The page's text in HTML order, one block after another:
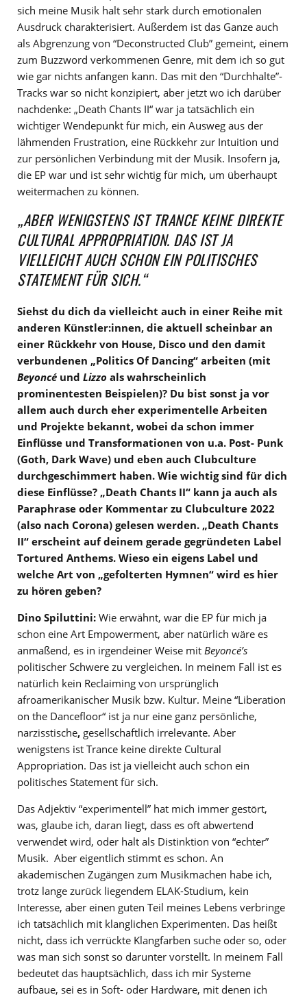
sich meine Musik halt sehr stark durch emotionalen
Ausdruck charakterisiert. Außerdem ist das Ganze auch
als Abgrenzung von “Deconstructed Club” gemeint, einem
zum Buzzword verkommenen Genre, mit dem ich so gut
wie gar nichts anfangen kann. Das mit den “Durchhalte”-
Tracks war so nicht konzipiert, aber jetzt wo ich darüber
nachdenke: „Death Chants II“ war ja tatsächlich ein
wichtiger Wendepunkt für mich, ein Ausweg aus der
lähmenden Frustration, eine Rückkehr zur Intuition und
zur persönlichen Verbindung mit der Musik. Insofern ja,
die EP war und ist sehr wichtig für mich, um überhaupt
weitermachen zu können.
„ABER WENIGSTENS IST TRANCE KEINE DIREKTE
CULTURAL APPROPRIATION. DAS IST JA
VIELLEICHT AUCH SCHON EIN POLITISCHES
STATEMENT FÜR SICH.“
Siehst du dich da vielleicht auch in einer Reihe mit
anderen Künstler:innen, die aktuell scheinbar an
einer Rückkehr von House, Disco und den damit
verbundenen „Politics Of Dancing“ arbeiten (mit
Beyoncé und Lizzo als wahrscheinlich
prominentesten Beispielen)? Du bist sonst ja vor
allem auch durch eher experimentelle Arbeiten
und Projekte bekannt, wobei da schon immer
Einflüsse und Transformationen von u.a. Post- Punk
(Goth, Dark Wave) und eben auch Clubculture
durchgeschimmert haben. Wie wichtig sind für dich
diese Einflüsse? „Death Chants II“ kann ja auch als
Paraphrase oder Kommentar zu Clubculture 2022
(also nach Corona) gelesen werden. „Death Chants
II“ erscheint auf deinem gerade gegründeten Label
Tortured Anthems. Wieso ein eigens Label und
welche Art von „gefolterten Hymnen“ wird es hier
zu hören geben?
Dino Spiluttini: Wie erwähnt, war die EP für mich ja
schon eine Art Empowerment, aber natürlich wäre es
anmaßend, es in irgendeiner Weise mit Beyoncé’s
politischer Schwere zu vergleichen. In meinem Fall ist es
natürlich kein Reclaiming von ursprünglich
afroamerikanischer Musik bzw. Kultur. Meine “Liberation
on the Dancefloor“ ist ja nur eine ganz persönliche,
narzisstische, gesellschaftlich irrelevante. Aber
wenigstens ist Trance keine direkte Cultural
Appropriation. Das ist ja vielleicht auch schon ein
politisches Statement für sich.
Das Adjektiv “experimentell” hat mich immer gestört,
was, glaube ich, daran liegt, dass es oft abwertend
verwendet wird, oder halt als Distinktion von “echter”
Musik. Aber eigentlich stimmt es schon. An
akademischen Zugängen zum Musikmachen habe ich,
trotz lange zurück liegendem ELAK-Studium, kein
Interesse, aber einen guten Teil meines Lebens verbringe
ich tatsächlich mit klanglichen Experimenten. Das heißt
nicht, dass ich verrückte Klangfarben suche oder so, oder
was man sich sonst so darunter vorstellt. In meinem Fall
bedeutet das hauptsächlich, dass ich mir Systeme
aufbaue, sei es in Soft- oder Hardware, mit denen ich